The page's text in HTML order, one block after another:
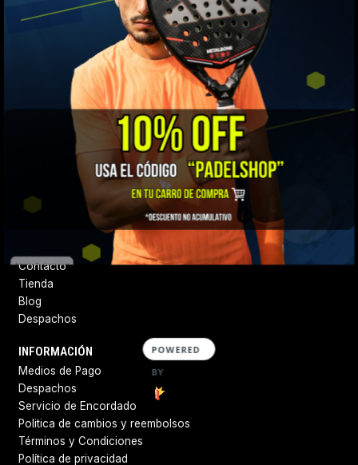
VOLVER ARRIBA
¡Bienvenidos a Padel Shop Chile! Encuentra todos los productos
de las mejores marcas a nivel mundial. Si tienes alguna duda,
escríbenos al whatsapp y te vamos guiando.
Quiénes somos
Contacto
Tienda
Blog
Despachos
INFORMACIÓN
Medios de Pago
Despachos
Servicio de Encordado
Politica de cambios y reembolsos
Términos y Condiciones
Política de privacidad
POWERED
BY